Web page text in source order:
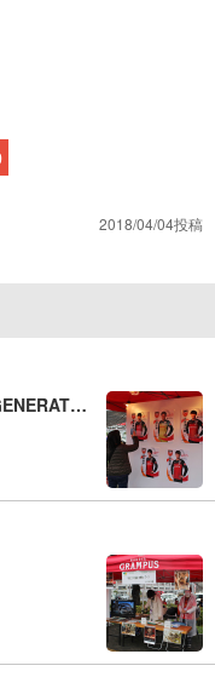
2018/04/04投稿